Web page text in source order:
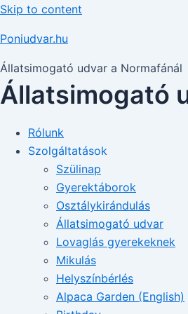
Skip to content
Poniudvar.hu
Állatsimogató udvar a Normafánál
Állatsimogató
Rólunk
Szolgáltatások
Szülinap
Gyerektáborok
Osztálykirándulás
Állatsimogató udvar
Lovaglás gyerekeknek
Mikulás
Helyszínbérlés
Alpaca Garden (English)